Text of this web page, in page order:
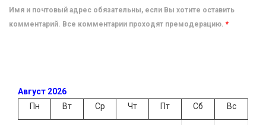
Имя и почтовый адрес обязательны, если Вы хотите оставить
комментарий. Все комментарии проходят премодерацию. *
Август 2026
Пн
Вт Ср Чт Пт Сб Вс